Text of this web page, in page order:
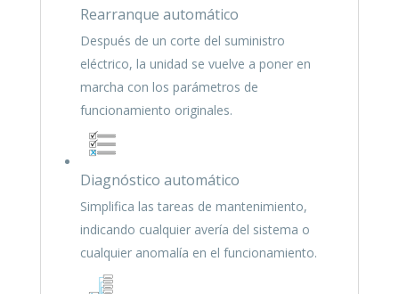
Rearranque automático
Después de un corte del suministro
eléctrico, la unidad se vuelve a poner en
marcha con los parámetros de
funcionamiento originales.
Diagnóstico automático
Simplifica las tareas de mantenimiento,
indicando cualquier avería del sistema o
cualquier anomalía en el funcionamiento.